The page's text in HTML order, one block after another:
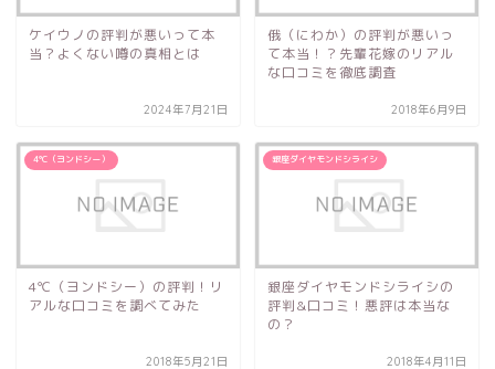
キュート
シンプル
キャラクター
プラチナ
ゴールド
ステンレス
ブランド
日本ブランド
特徴
セミオーダー
ケイウノの評判が悪いって本
当？よくない噂の真相とは
2024年7月21日
俄（にわか）の評判が悪いっ
て本当！？先輩花嫁のリアル
な口コミを徹底調査
2018年6月9日
4℃（ヨンドシー）
4℃（ヨンドシー）の評判！リ
アルな口コミを調べてみた
2018年5月21日
銀座ダイヤモンドシライシ
銀座ダイヤモンドシライシの
評判&口コミ！悪評は本当な
の？
2018年4月11日